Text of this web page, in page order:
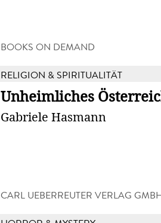
BOOKS ON DEMAND
RELIGION & SPIRITUALITÄT
Unheimliches
Gabriele Hasmann
CARL UEBERREUTER VERLAG